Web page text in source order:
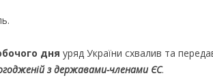
дня уряд України схвалив та
з державами-членами ЄС.